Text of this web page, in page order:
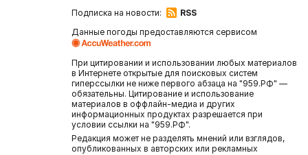
Подписка на новости:
RSS
Данные погоды предоставляются сервисом
При цитировании и использовании любых материалов
в Интернете открытые для поисковых систем
гиперссылки не ниже первого абзаца на "959.РФ" —
обязательны. Цитирование и использование
материалов в оффлайн-медиа и других
информационных продуктах разрешается при
условии ссылки на "959.РФ".
Редакция может не разделять мнений или взглядов,
опубликованных в авторских или рекламных